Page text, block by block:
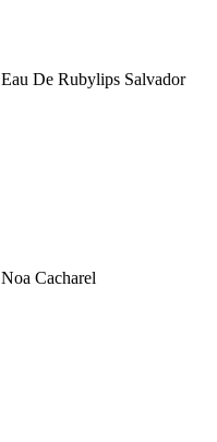
Eau De Rubylips Salvador
Noa Cacharel